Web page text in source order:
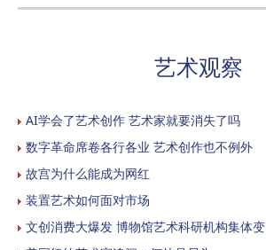
艺术观察
AI学会了艺术创作 艺术家就要消失了吗
数字革命席卷各行各业 艺术创作也不例外
故宫为什么能成为网红
装置艺术如何面对市场
文创消费大爆发 博物馆艺术科研机构集体变